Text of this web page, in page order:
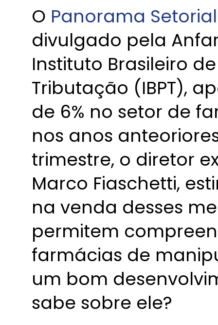
O Panorama
divulgado pela
Instituto Brasileiro
Tributação (IBPT),
de 6% no setor de
nos anos
trimestre, o diretor
Marco Fiaschetti,
na venda desses
permitem
farmácias de
um bom
sabe sobre ele?